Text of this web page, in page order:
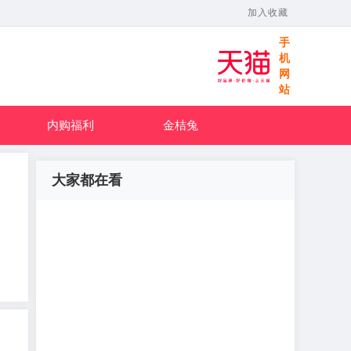
加入收藏
手
机
网
站
内购福利 金桔兔
大家都在看